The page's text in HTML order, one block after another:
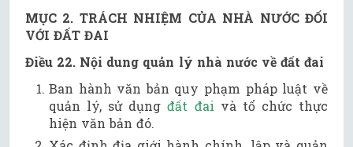
MỤC 2. TRÁCH NHIỆM CỦA NHÀ NƯỚC ĐỐI
VỚI ĐẤT ĐAI
Điều 22. Nội dung quản lý nhà nước về đất đai
Ban hành văn bản quy phạm pháp luật về
quản lý, sử dụngđất đai và tổ chức thực
hiện văn bản đó.